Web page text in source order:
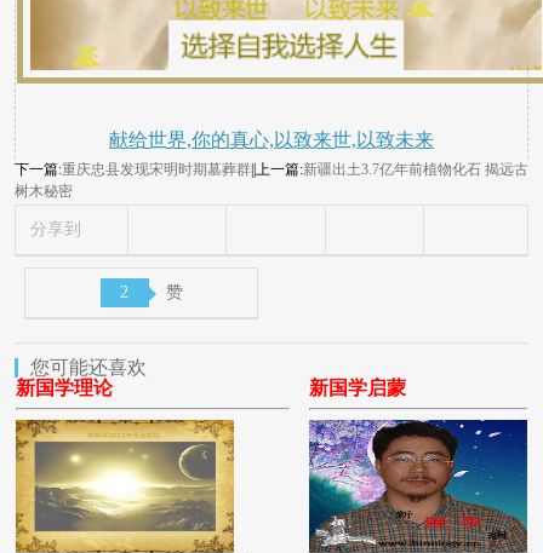
献给世界,你的真心,以致来世,以致未来
下一篇:重庆忠县发现宋明时期墓葬群 ||上一篇:新疆出土3.7亿年前植物化石 揭远古
树木秘密
分享到
2 赞
您可能还喜欢
新国学理论
新国学启蒙